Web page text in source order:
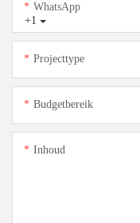
+1
WhatsApp
Projecttype
Budgetbereik
Inhoud